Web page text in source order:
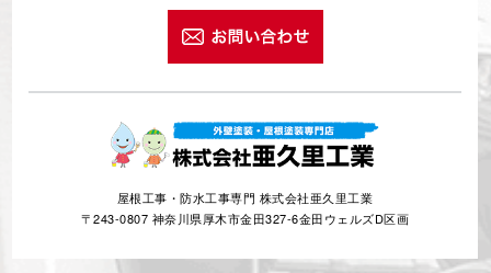
屋根工事・防水工事専門 株式会社亜久里工業
〒243-0807 神奈川県厚木市金田327-6金田ウェルズD区画